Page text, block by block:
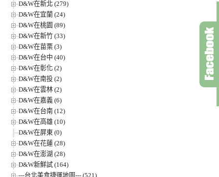
D&W在新北 (279)
D&W在宜蘭 (24)
D&W在桃園 (89)
D&W在新竹 (33)
D&W在苗栗 (3)
D&W在台中 (40)
D&W在彰化 (2)
D&W在南投 (2)
D&W在雲林 (2)
D&W在嘉義 (6)
D&W在台南 (12)
D&W在高雄 (10)
D&W在屏東 (0)
D&W在花蓮 (28)
D&W在澎湖 (28)
D&W新鮮試 (164)
---台北美食捷運地圖--- (521)